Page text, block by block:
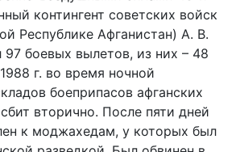
контингент советских войск
Республике Афганистан) А. В.
боевых вылетов, из них – 48
г. во время ночной
боеприпасов афганских
вторично. После пяти дней
к моджахедам, у которых был